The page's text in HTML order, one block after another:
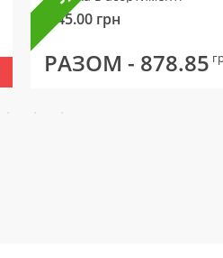
145.00 грн
РАЗОМ - 878.85